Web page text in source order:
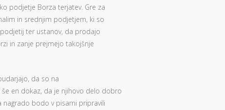
podjetje Borza terjatev. Gre za
in srednjim podjetjem, ki so
ter ustanov, da prodajo
in zanje prejmejo takojšnje
da so na
en dokaz, da je njihovo delo dobro
bodo v pisarni pripravili